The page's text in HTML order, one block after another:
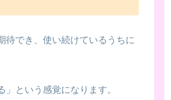
待でき、使い続けているうちに
という感覚になります。